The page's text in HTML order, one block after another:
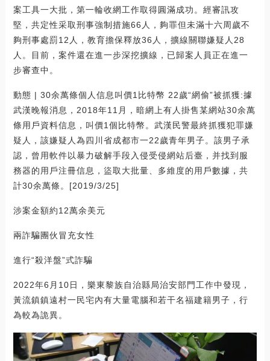
案工具一大批，第一輪收網工作取得圓滿成功。經審訊攻
堅，共定性采取刑事強制措施66人，夠罪但未滿十六周歲不
夠刑事處罰12人，教育擔保釋放36人，擴線關聯嫌疑人28
人。目前，案件還在進一步深挖擴線，已歸案人員正在進一
步審查中。
動態 | 30余萬條個人信息叫價1比特幣 22歲“網偷”被抓獲:據
武漢晚報消息，2018年11月，暗網上有人掛售某網站30余萬
條用戶資料信息，叫價1個比特幣。武漢民警最終抓獲犯罪嫌
疑人，該嫌疑人為四川省成都市一22歲青年男子。該男子承
認，曾用軟件以暴力破解手段入侵受侵網站后臺，并找到服
務器的用戶注冊信息，盜取大批量、多維度的用戶數據，共
計30余萬條。[2019/3/25]
涉案金額約12萬余美元
兩詐騙團伙冒充女性
進行“殺洋盤”式詐騙
2022年6月10日，樂東黎族自治縣局治安部門工作中發現，
黃流鎮鎮遠村一民宅內有大量電腦和若干名福建籍男子，行
為較為詭異。